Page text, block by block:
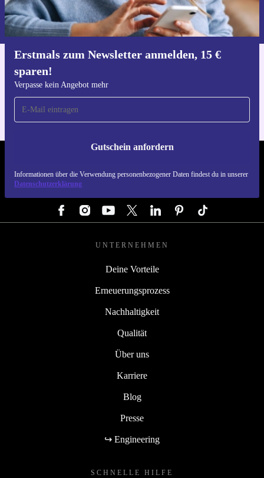
Erstmals zum Newsletter anmelden, 15 €
sparen!
Verpasse kein Angebot mehr
Gutschein anfordern
Informationen über die Verwendung personenbezogener Daten findest du in unserer
Datenschutzerklärung
Informationen über die Verwendung personenbezogener Daten findest
du in unsererDatenschutzerklärung.
Für iOS und Android
UNTERNEHMEN
Deine Vorteile
Erneuerungsprozess
Nachhaltigkeit
Qualität
Über uns
Karriere
Blog
Presse
↪ Engineering
SCHNELLE HILFE